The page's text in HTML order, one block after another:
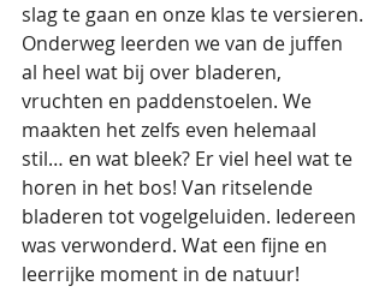
slag te gaan en onze klas te versieren.
Onderweg leerden we van de juffen
al heel wat bij over bladeren,
vruchten en paddenstoelen. We
maakten het zelfs even helemaal
stil… en wat bleek? Er viel heel wat te
horen in het bos! Van ritselende
bladeren tot vogelgeluiden. Iedereen
was verwonderd. Wat een fijne en
leerrijke moment in de natuur!